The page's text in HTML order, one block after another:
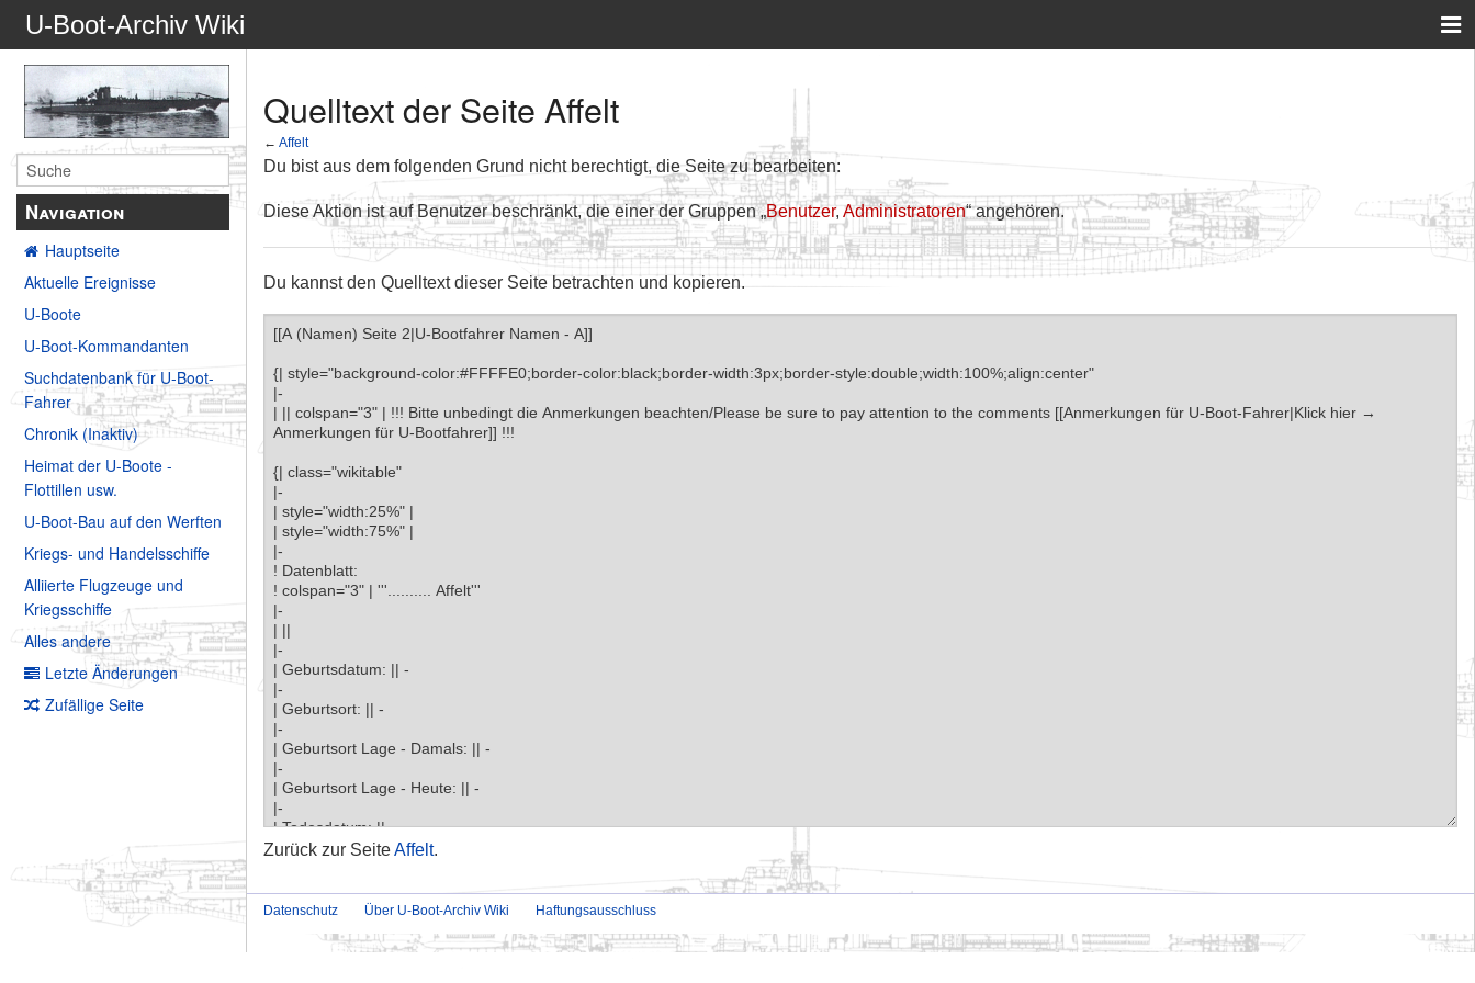
U-Boot-Archiv Wiki
Navigation
Hauptseite
Aktuelle Ereignisse
U-Boote
U-Boot-Kommandanten
Suchdatenbank für U-Boot-
Fahrer
Chronik (Inaktiv)
Heimat der U-Boote -
Flottillen usw.
U-Boot-Bau auf den Werften
Kriegs- und Handelsschiffe
Alliierte Flugzeuge und
Kriegsschiffe
Alles andere
Letzte Änderungen
Zufällige Seite
Quelltext der Seite Affelt
←Affelt
Du bist aus dem folgenden Grund nicht berechtigt, die Seite zu bearbeiten:
Diese Aktion ist auf Benutzer beschränkt, die einer der Gruppen „Benutzer,Administratoren“ angehören.
Du kannst den Quelltext dieser Seite betrachten und kopieren.
Zurück zur SeiteAffelt.
Datenschutz Über U-Boot-Archiv Wiki Haftungsausschluss